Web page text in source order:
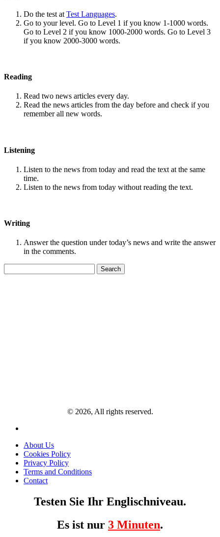
Do the test at Test Languages.
Go to your level. Go to Level 1 if you know 1-1000 words.
Go to Level 2 if you know 1000-2000 words. Go to Level 3
if you know 2000-3000 words.
Reading
Read two news articles every day.
Read the news articles from the day before and check if you
remember all new words.
Listening
Listen to the news from today and read the text at the same
time.
Listen to the news from today without reading the text.
Writing
Answer the question under today’s news and write the answer
in the comments.
for:
© 2026, All rights reserved.
About Us
Cookies Policy
Privacy Policy
Terms and Conditions
Contact
Testen Sie Ihr Englischniveau.
Es ist nur 3 Minuten.